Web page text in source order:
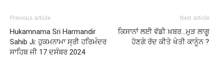
Previous article
Hukamnama Sri Harmandir
Sahib Ji: ਹੁਕਮਨਾਮਾ ਸ੍ਰੀ ਹਰਿਮੰਦਰ
ਸਾਹਿਬ ਜੀ 17 ਦਸੰਬਰ 2024
Next article
ਕਿਸਾਨਾਂ ਲਈ ਵੱਡੀ ਖ਼ਬਰ…ਮੁੜ ਲਾਗੂ
ਹੋਣਗੇ ਰੱਦ ਕੀਤੇ ਖੇਤੀ ਕਾਨੂੰਨ ?